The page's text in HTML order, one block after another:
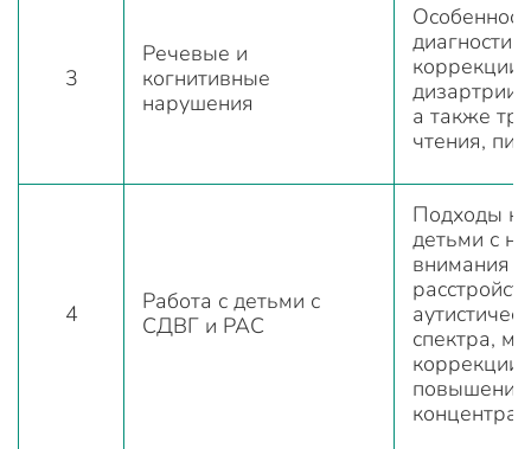
3
Речевые и
когнитивные
нарушения
коррекции
дизартрии,
а также
чтения,
4
Работа с детьми с
СДВГ и РАС
Подходы к
детьми с
внимания и
спектра,
коррекции
повышения